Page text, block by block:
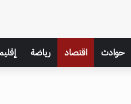
حوادث اقتصاد رياضة